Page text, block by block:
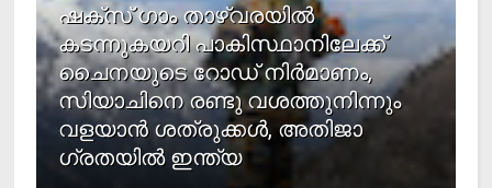
ഷക്സ് ​ഗാം താഴ്‌വരയിൽ
കടന്നുകയറി പാകിസ്ഥാനിലേക്ക്
ചൈനയുടെ റോഡ് നിർമാണം,
സിയാചിനെ രണ്ടു വശത്തുനിന്നും
വളയാൻ ശത്രുക്കൾ, അതിജാ​
ഗ്രതയിൽ ഇന്ത്യ